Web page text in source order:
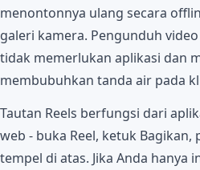
menontonnya ulang secara
galeri kamera. Pengunduh
tidak memerlukan aplikasi dan
membubuhkan tanda air pada
Tautan Reels berfungsi dari
web - buka Reel, ketuk
tempel di atas. Jika Anda hanya